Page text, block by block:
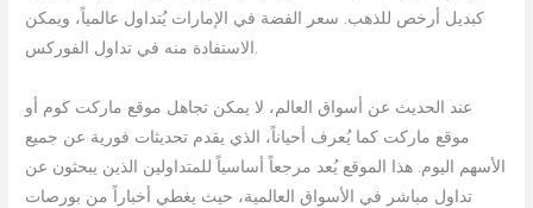
كبديل أرخص للذهب. سعر الفضة في الإمارات يُتداول عالمياً، ويمكن
الاستفادة منه في تداول الفوركس.
عند الحديث عن أسواق العالم، لا يمكن تجاهل موقع ماركت كوم أو
موقع ماركت كما يُعرف أحياناً، الذي يقدم تحديثات فورية عن جميع
الأسهم اليوم. هذا الموقع يُعد مرجعاً أساسياً للمتداولين الذين يبحثون عن
تداول مباشر في الأسواق العالمية، حيث يغطي أخباراً من بورصات